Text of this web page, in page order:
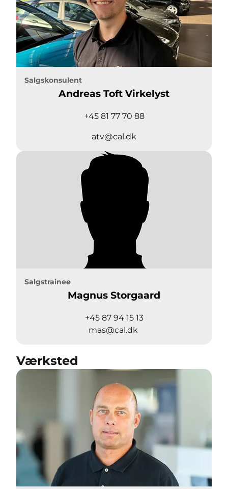
Salgskonsulent
Andreas Toft Virkelyst
+45 81 77 70 88
atv@cal.dk
Salgstrainee
Magnus Storgaard
+45 87 94 15 13
mas@cal.dk
Værksted